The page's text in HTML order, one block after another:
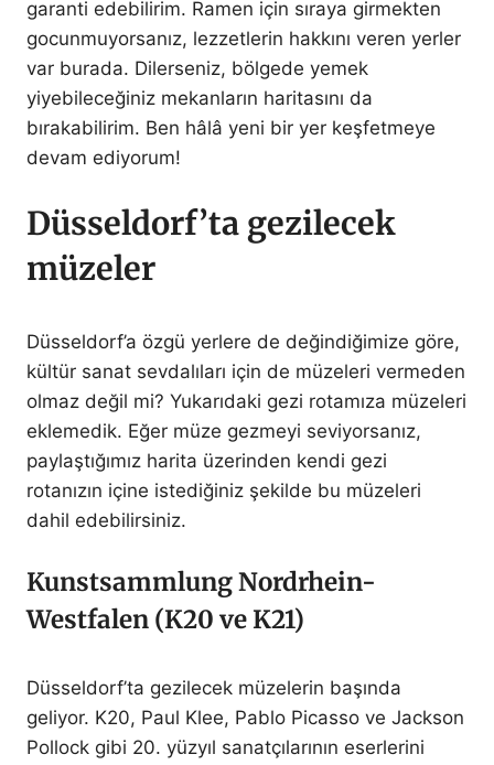
garanti edebilirim. Ramen için sıraya girmekten
gocunmuyorsanız, lezzetlerin hakkını veren yerler
var burada. Dilerseniz, bölgede yemek
yiyebileceğiniz mekanların haritasını da
bırakabilirim. Ben hâlâ yeni bir yer keşfetmeye
devam ediyorum!
Düsseldorf’ta gezilecek
müzeler
Düsseldorf’a özgü yerlere de değindiğimize göre,
kültür sanat sevdalıları için de müzeleri vermeden
olmaz değil mi? Yukarıdaki gezi rotamıza müzeleri
eklemedik. Eğer müze gezmeyi seviyorsanız,
paylaştığımız harita üzerinden kendi gezi
rotanızın içine istediğiniz şekilde bu müzeleri
dahil edebilirsiniz.
Kunstsammlung Nordrhein-
Westfalen (K20 ve K21)
Düsseldorf’ta gezilecek müzelerin başında
geliyor. K20, Paul Klee, Pablo Picasso ve Jackson
Pollock gibi 20. yüzyıl sanatçılarının eserlerini